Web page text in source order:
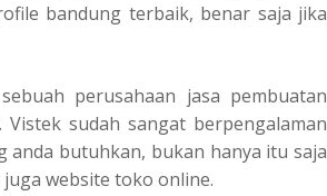
bandung terbaik, benar saja jika
perusahaan jasa pembuatan
sudah sangat berpengalaman
anda butuhkan, bukan hanya itu saja
website toko online.